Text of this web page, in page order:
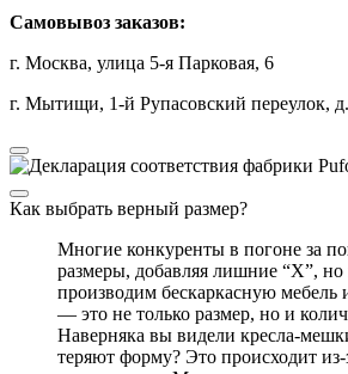
Самовывоз заказов:
г. Москва, улица 5-я Парковая, 6
г. Мытищи, 1-й Рупасовский переулок,
Как выбрать верный размер?
Многие конкуренты в погоне за
размеры, добавляя лишние “Х”,
производим бескаркасную мебель
— это не только размер, но и
Наверняка вы видели кресла-
теряют форму? Это происходит из-